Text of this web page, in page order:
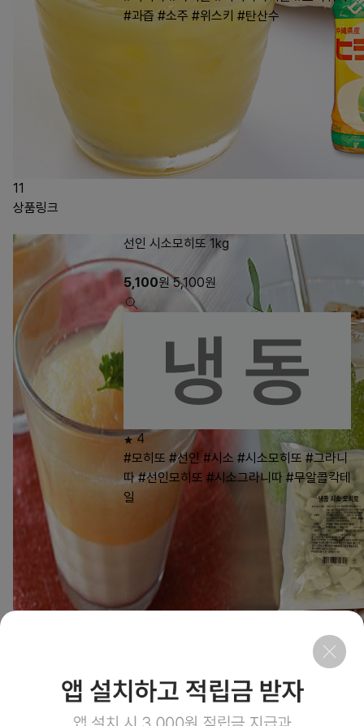
11
#과즙 #소주 #위스키 #탄산수
상품링크
선인 시소모히또 1kg
5,100원 5,100원
4
#모히또 #선인 #시소 #시소모히또 #그라니
따 #선인모히또 #시소그라니따 #무알콜칵테
일